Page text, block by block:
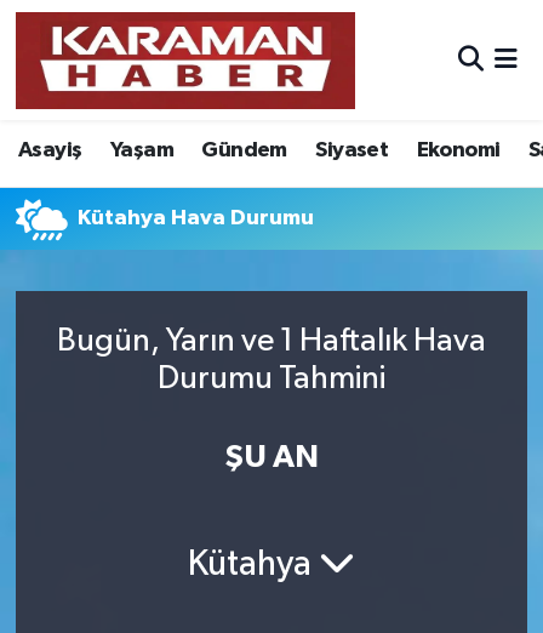
Asayiş Yaşam Gündem Siyaset Ekonomi
Kütahya Hava Durumu
Bugün, Yarın ve 1 Haftalık Hava
Durumu Tahmini
ŞU AN
Kütahya
Asayiş
Bilim - Teknoloji
Eğitim
Foto Galeri
Nöbetçi Eczaneler
Hava Durumu
Karaman Namaz Vakitleri
Süper Lig Puan Durumu ve Fikstür
Son Dakika Haberleri